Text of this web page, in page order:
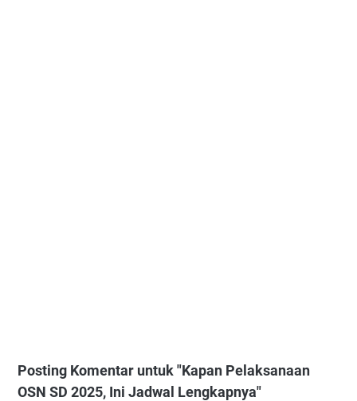
Posting Komentar untuk "Kapan Pelaksanaan
OSN SD 2025, Ini Jadwal Lengkapnya"